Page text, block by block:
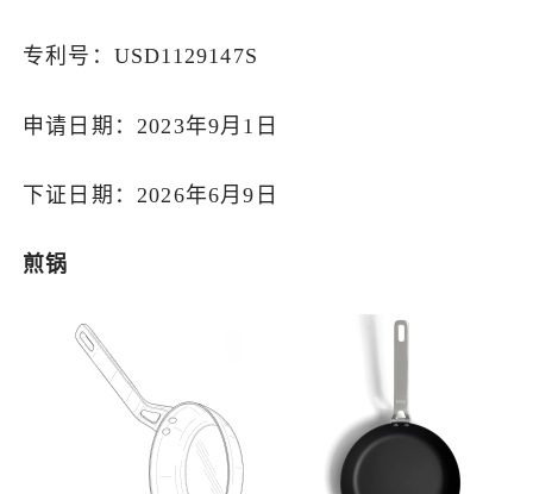
专利号：USD1129147S
申请日期：2023年9月1日
下证日期：2026年6月9日
煎锅